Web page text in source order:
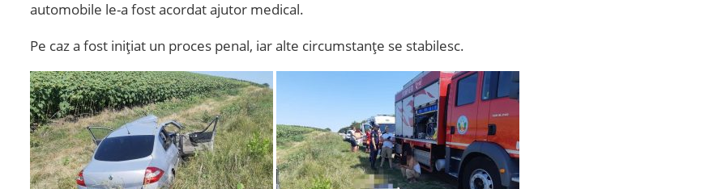
automobile le-a fost acordat ajutor medical.
Pe caz a fost inițiat un proces penal, iar alte circumstanțe se stabilesc.